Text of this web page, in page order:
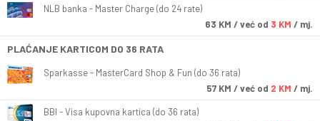
NLB banka - Master Charge (do 24 rate)
63 KM / već od 3 KM / mj.
PLAĆANJE KARTICOM DO 36 RATA
Sparkasse - MasterCard Shop & Fun (do 36 rata)
57 KM / već od 2 KM / mj.
BBI - Visa kupovna kartica (do 36 rata)